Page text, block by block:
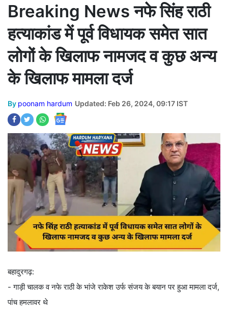
Breaking News नफे सिंह राठी
हत्याकांड में पूर्व विधायक समेत सात
लोगों के खिलाफ नामजद व कुछ अन्य
के खिलाफ मामला दर्ज
By poonam hardum Updated: Feb 26, 2024, 09:17 IST
बहादुरगढ़:
- गाड़ी चालक व नफे राठी के भांजे राकेश उर्फ संजय के बयान पर हुआ मामला दर्ज,
पांच हमलावर थे